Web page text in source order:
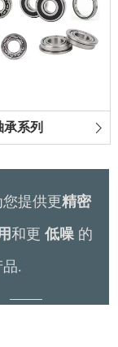
系列
提供更精密
和更 低噪的
.